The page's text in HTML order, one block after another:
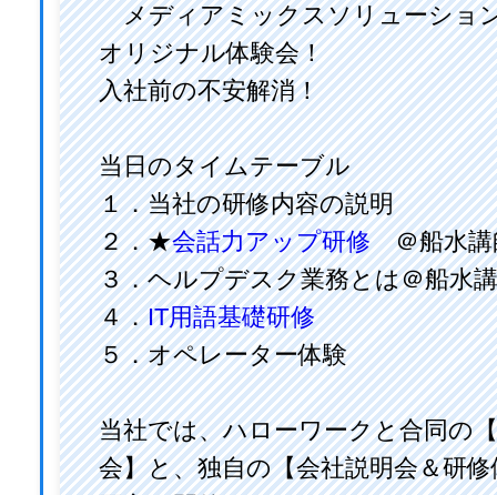
メディアミックスソリューショ
オリジナル体験会！
入社前の不安解消！
当日のタイムテーブル
１．当社の研修内容の説明
２．★会話力アップ研修＠船水講
３．ヘルプデスク業務とは＠船水
４．IT用語基礎研修
５．オペレーター体験
当社では、ハローワークと合同の
会】と、独自の【会社説明会＆研